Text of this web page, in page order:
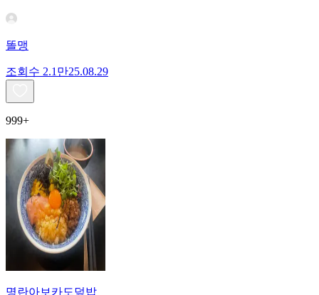
똘맹
조회수 2.1만25.08.29
999+
명란아보카도덮밥